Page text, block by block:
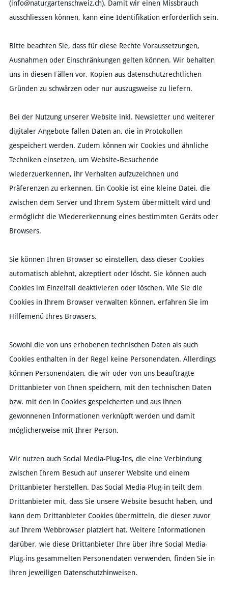
(info@naturgartenschweiz.ch). Damit wir einen Missbrauch
ausschliessen können, kann eine Identifikation erforderlich sein.
Bitte beachten Sie, dass für diese Rechte Voraussetzungen,
Ausnahmen oder Einschränkungen gelten können. Wir behalten
uns in diesen Fällen vor, Kopien aus datenschutzrechtlichen
Gründen zu schwärzen oder nur auszugsweise zu liefern.
Bei der Nutzung unserer Website inkl. Newsletter und weiterer
digitaler Angebote fallen Daten an, die in Protokollen
gespeichert werden. Zudem können wir Cookies und ähnliche
Techniken einsetzen, um Website-Besuchende
wiederzuerkennen, ihr Verhalten aufzuzeichnen und
Präferenzen zu erkennen. Ein Cookie ist eine kleine Datei, die
zwischen dem Server und Ihrem System übermittelt wird und
ermöglicht die Wiedererkennung eines bestimmten Geräts oder
Browsers.
Sie können Ihren Browser so einstellen, dass dieser Cookies
automatisch ablehnt, akzeptiert oder löscht. Sie können auch
Cookies im Einzelfall deaktivieren oder löschen. Wie Sie die
Cookies in Ihrem Browser verwalten können, erfahren Sie im
Hilfemenü Ihres Browsers.
Sowohl die von uns erhobenen technischen Daten als auch
Cookies enthalten in der Regel keine Personendaten. Allerdings
können Personendaten, die wir oder von uns beauftragte
Drittanbieter von Ihnen speichern, mit den technischen Daten
bzw. mit den in Cookies gespeicherten und aus ihnen
gewonnenen Informationen verknüpft werden und damit
möglicherweise mit Ihrer Person.
Wir nutzen auch Social Media-Plug-Ins, die eine Verbindung
zwischen Ihrem Besuch auf unserer Website und einem
Drittanbieter herstellen. Das Social Media-Plug-in teilt dem
Drittanbieter mit, dass Sie unsere Website besucht haben, und
kann dem Drittanbieter Cookies übermitteln, die dieser zuvor
auf Ihrem Webbrowser platziert hat. Weitere Informationen
darüber, wie diese Drittanbieter Ihre über ihre Social Media-
Plug-ins gesammelten Personendaten verwenden, finden Sie in
ihren jeweiligen Datenschutzhinweisen.